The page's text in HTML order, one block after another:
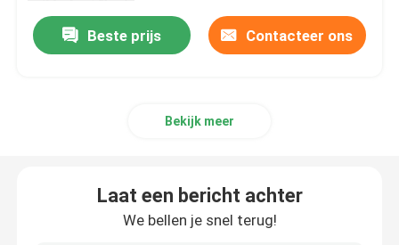
RGB LEIDENE Studiolichten
LEIDEN Zacht Comité Licht
Beste prijs Contacteer ons
Bekijk meer
Laat een bericht achter
We bellen je snel terug!